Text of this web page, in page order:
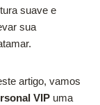
suave e
sua
artigo, vamos
VIP uma